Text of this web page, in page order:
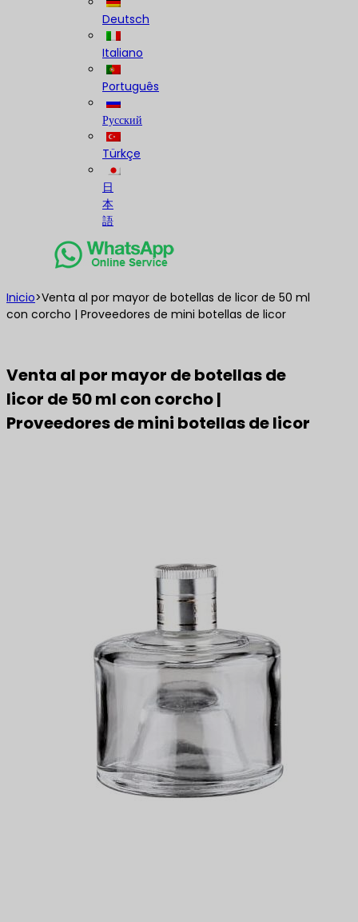
Deutsch
Italiano
Português
Русский
Türkçe
日
本
語
Inicio>Venta al por mayor de botellas de licor de 50 ml
con corcho | Proveedores de mini botellas de licor
Venta al por mayor de botellas de
licor de 50 ml con corcho |
Proveedores de mini botellas de licor